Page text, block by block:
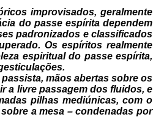
improvisados, geralmente
do passe espírita dependem
padronizados e classificados
Os espíritos realmente
espiritual do passe espírita,
mãos abertas sobre os
a livre passagem dos fluidos, e
pilhas mediúnicas, com o
a mesa – condenadas por